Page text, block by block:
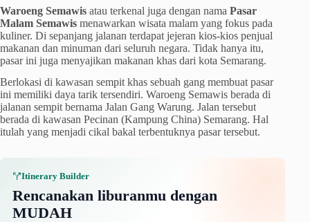
Waroeng Semawis atau terkenal juga dengan nama Pasar
Malam Semawis menawarkan wisata malam yang fokus pada
kuliner. Di sepanjang jalanan terdapat jejeran kios-kios penjual
makanan dan minuman dari seluruh negara. Tidak hanya itu,
pasar ini juga menyajikan makanan khas dari kota Semarang.
Berlokasi di kawasan sempit khas sebuah gang membuat pasar
ini memiliki daya tarik tersendiri. Waroeng Semawis berada di
jalanan sempit bernama Jalan Gang Warung. Jalan tersebut
berada di kawasan Pecinan (Kampung China) Semarang. Hal
itulah yang menjadi cikal bakal terbentuknya pasar tersebut.
Itinerary Builder
Rencanakan liburanmu dengan
MUDAH